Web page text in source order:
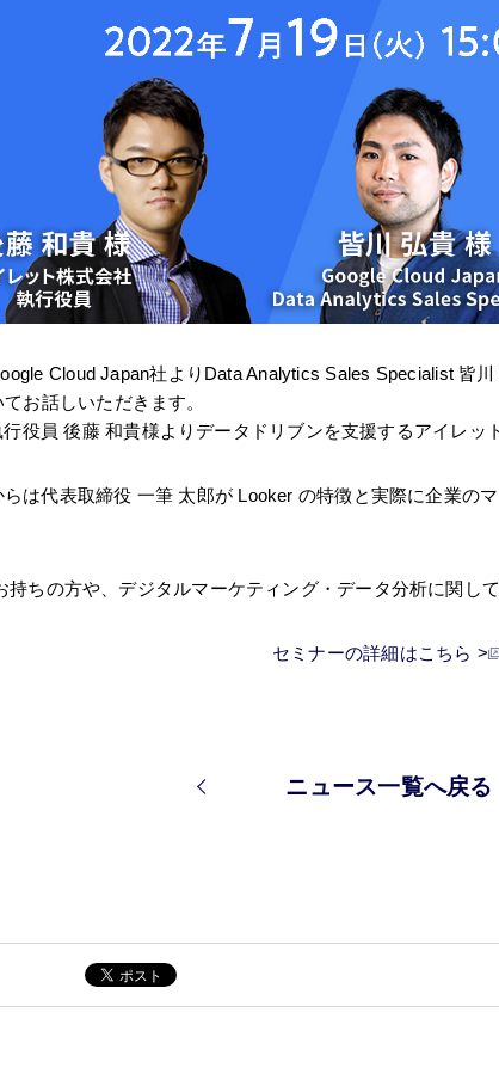
Cloud Japan社よりData Analytics Sales Specialist 皆
お話しいただきます。
役員 後藤 和貴様よりデータドリブンを支援するアイレッ
は代表取締役 一筆 太郎が Looker の特徴と実際に企業の
持ちの方や、デジタルマーケティング・データ分析に関し
セミナーの詳細はこちら >
ニュース一覧へ戻る